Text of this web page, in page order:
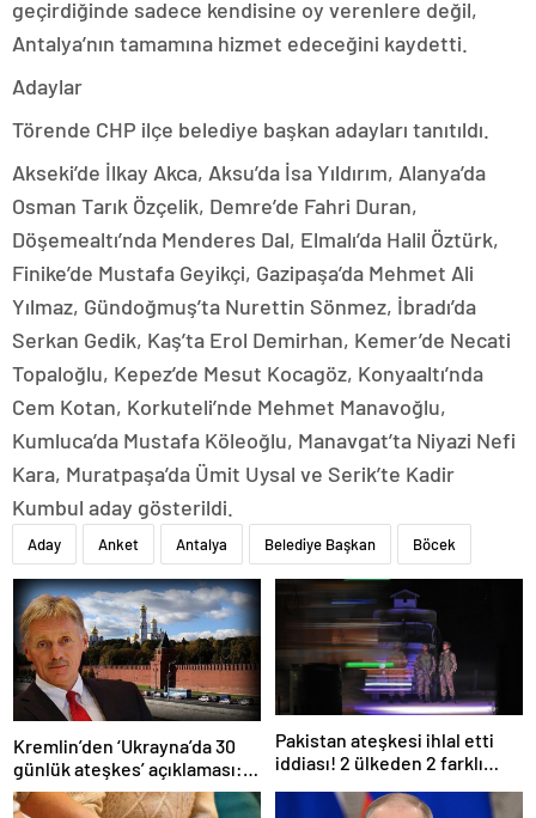
geçirdiğinde sadece kendisine oy verenlere değil,
Antalya’nın tamamına hizmet edeceğini kaydetti.
Adaylar
Törende CHP ilçe belediye başkan adayları tanıtıldı.
Akseki’de İlkay Akca, Aksu’da İsa Yıldırım, Alanya’da
Osman Tarık Özçelik, Demre’de Fahri Duran,
Döşemealtı’nda Menderes Dal, Elmalı’da Halil Öztürk,
Finike’de Mustafa Geyikçi, Gazipaşa’da Mehmet Ali
Yılmaz, Gündoğmuş’ta Nurettin Sönmez, İbradı’da
Serkan Gedik, Kaş’ta Erol Demirhan, Kemer’de Necati
Topaloğlu, Kepez’de Mesut Kocagöz, Konyaaltı’nda
Cem Kotan, Korkuteli’nde Mehmet Manavoğlu,
Kumluca’da Mustafa Köleoğlu, Manavgat’ta Niyazi Nefi
Kara, Muratpaşa’da Ümit Uysal ve Serik’te Kadir
Kumbul aday gösterildi.
Aday Anket Antalya Belediye Başkan Böcek
Kremlin’den ‘Ukrayna’da 30
günlük ateşkes’ açıklaması:
Bunu iyice düşünmeliyiz
Pakistan ateşkesi ihlal etti
iddiası! 2 ülkeden 2 farklı